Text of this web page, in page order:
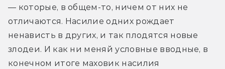
— которые, в общем-то, ничем от них не
отличаются. Насилие одних рождает
ненависть в других, и так плодятся новые
злодеи. И как ни меняй условные вводные, в
конечном итоге маховик насилия